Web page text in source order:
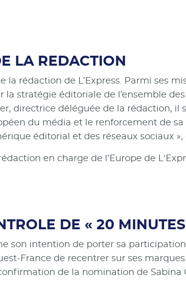
LA REDACTION
rédaction de L’Express. Parmi ses
stratégie éditoriale de l’ensemble
directrice déléguée de la rédaction, il
du média et le renforcement de
éditorial et des réseaux sociaux
en charge de l’Europe de
DE « 20
son intention de porter sa
France de recentrer sur ses
de la nomination de Sabina